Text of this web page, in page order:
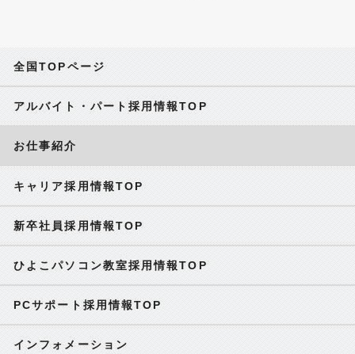
全国TOPページ
アルバイト・パート採用情報TOP
お仕事紹介
キャリア採用情報TOP
新卒社員採用情報TOP
ひよこパソコン教室採用情報TOP
PCサポート採用情報TOP
インフォメーション